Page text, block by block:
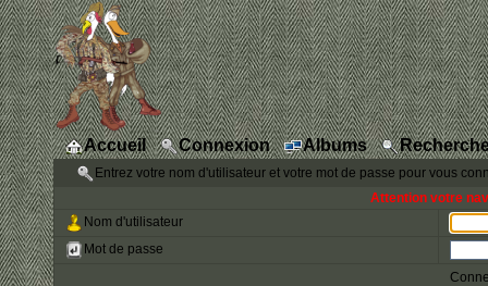
Accueil Connexion Albums
Entrez votre nom d'utilisateur et votre mot de passe pour vous
Attention votre
Nom d'utilisateur
Mot de passe